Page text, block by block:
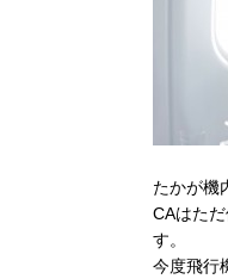
たかが機
CAはた
す。
今度飛行